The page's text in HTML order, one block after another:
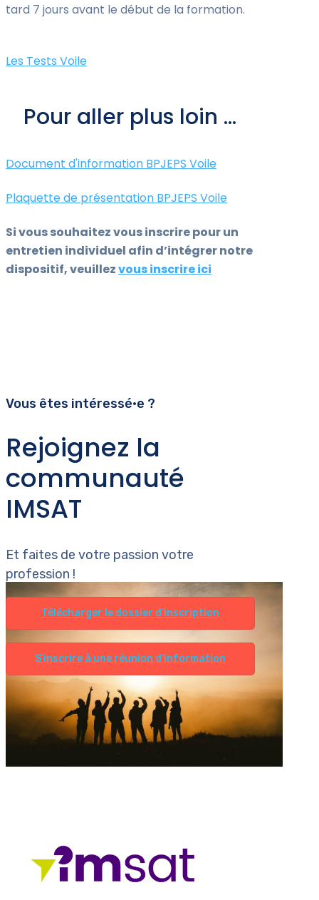
tard 7 jours avant le début de la formation.
Les Tests Voile
Pour aller plus loin ...
Document d'information BPJEPS Voile
Plaquette de présentation BPJEPS Voile
Si vous souhaitez vous inscrire pour un
entretien individuel afin d’intégrer notre
dispositif, veuillezvous inscrire ici
Vous êtes intéressé•e ?
Rejoignez la
communauté
IMSAT
Et faites de votre passion votre
profession !
Télécharger le dossier d’inscription
S’inscrire à une réunion d’information